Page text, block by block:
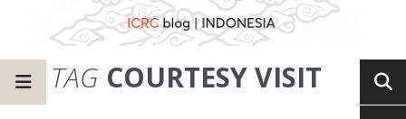
TAG COURTESY VISIT